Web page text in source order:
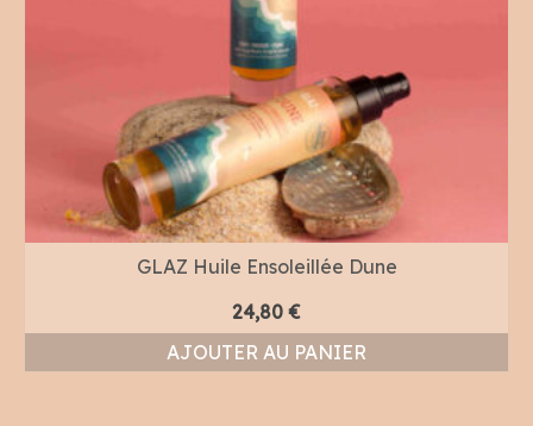
GLAZ Huile Ensoleillée Dune
24,80 €
AJOUTER AU PANIER